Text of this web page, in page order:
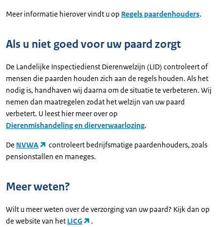
Meer informatie hierover vindt u op Regels paardenhouders.
Als u niet goed voor uw paard zorgt
De Landelijke Inspectiedienst Dierenwelzijn (LID) controleert of
mensen die paarden houden zich aan de regels houden. Als het
nodig is, handhaven wij daarna om de situatie te verbeteren. Wij
nemen dan maatregelen zodat het welzijn van uw paard
verbetert. U leest hier meer over op
Dierenmishandeling en dierverwaarlozing.
De NVWA
controleert bedrijfsmatige paardenhouders, zoals
pensionstallen en maneges.
Meer weten?
Wilt u meer weten over de verzorging van uw paard? Kijk dan op
de website van het LICG .